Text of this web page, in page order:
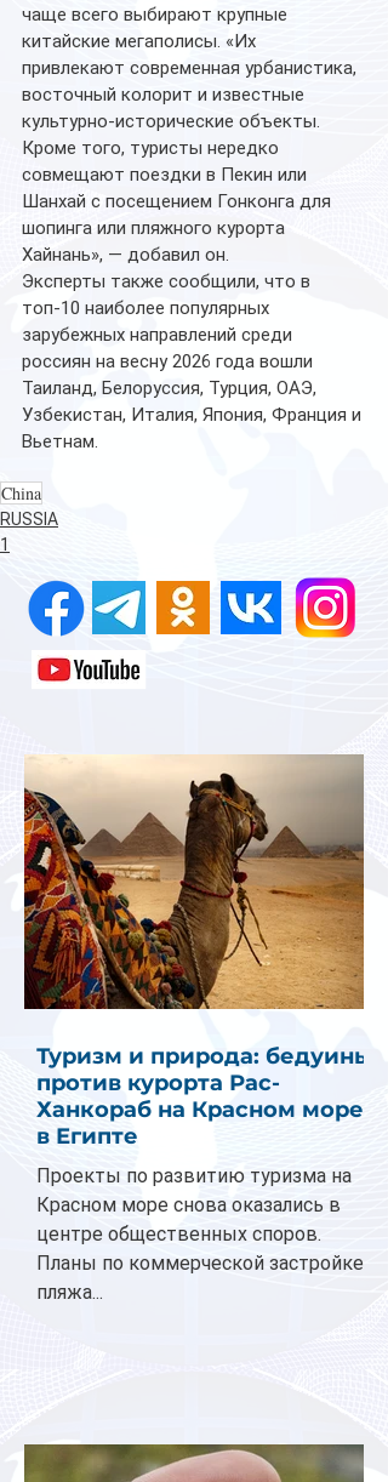
чаще всего выбирают крупные
китайские мегаполисы. «Их
привлекают современная урбанистика,
восточный колорит и известные
культурно-исторические объекты.
Кроме того, туристы нередко
совмещают поездки в Пекин или
Шанхай с посещением Гонконга для
шопинга или пляжного курорта
Хайнань», — добавил он.
Эксперты также сообщили, что в
топ-10 наиболее популярных
зарубежных направлений среди
россиян на весну 2026 года вошли
Таиланд, Белоруссия, Турция, ОАЭ,
Узбекистан, Италия, Япония, Франция и
Вьетнам.
China
RUSSIA
1
Туризм и природа: бедуины
против курорта Рас-
Ханкораб на Красном море
в Египте
Проекты по развитию туризма на
Красном море снова оказались в
центре общественных споров.
Планы по коммерческой застройке
пляжа...